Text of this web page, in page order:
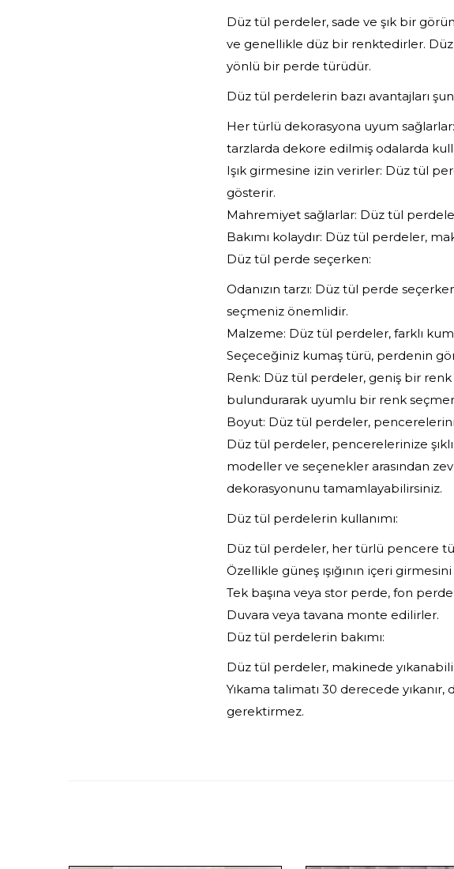
Düz tül perdeler, sade ve şık bir
ve genellikle düz bir renktedirler.
yönlü bir perde türüdür.
Düz tül perdelerin bazı avantajları
Her türlü dekorasyona uyum
tarzlarda dekore edilmiş odalarda
Işık girmesine izin verirler: Düz tül
gösterir.
Mahremiyet sağlarlar: Düz tül
Bakımı kolaydır: Düz tül perdeler,
Düz tül perde seçerken:
Odanızın tarzı: Düz tül perde
seçmeniz önemlidir.
Malzeme: Düz tül perdeler, farklı
Seçeceğiniz kumaş türü, perdenin
Renk: Düz tül perdeler, geniş bir
bulundurarak uyumlu bir renk
Boyut: Düz tül perdeler,
Düz tül perdeler, pencerelerinize
modeller ve seçenekler arasından
dekorasyonunu tamamlayabilirsiniz.
Düz tül perdelerin kullanımı:
Düz tül perdeler, her türlü pencere
Özellikle güneş ışığının içeri
Tek başına veya stor perde, fon
Duvara veya tavana monte edilirler.
Düz tül perdelerin bakımı:
Düz tül perdeler, makinede
Yıkama talimatı 30 derecede
gerektirmez.